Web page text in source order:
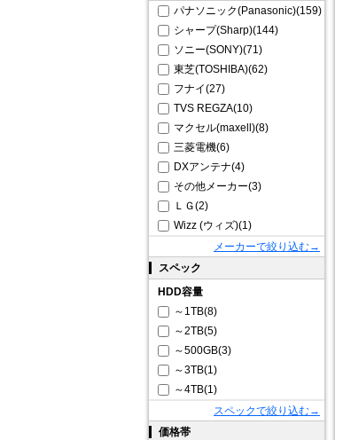
パナソニック(Panasonic)(159)
シャープ(Sharp)(144)
ソニー(SONY)(71)
東芝(TOSHIBA)(62)
フナイ(27)
TVS REGZA(10)
マクセル(maxell)(8)
三菱電機(6)
DXアンテナ(4)
その他メーカー(3)
ＬＧ(2)
Wizz (ウィズ)(1)
メーカーで絞り込む→
スペック
HDD容量
～1TB(8)
～2TB(5)
～500GB(3)
～3TB(1)
～4TB(1)
スペックで絞り込む→
価格帯